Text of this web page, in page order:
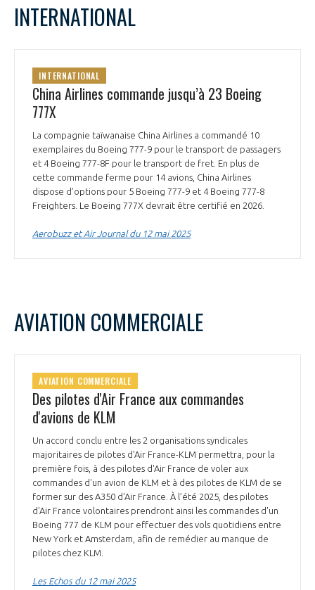
INTERNATIONAL
INTERNATIONAL
China Airlines commande jusqu’à 23 Boeing
777X
La compagnie taïwanaise China Airlines a commandé 10
exemplaires du Boeing 777-9 pour le transport de passagers
et 4 Boeing 777-8F pour le transport de fret. En plus de
cette commande ferme pour 14 avions, China Airlines
dispose d’options pour 5 Boeing 777-9 et 4 Boeing 777-8
Freighters. Le Boeing 777X devrait être certifié en 2026.
Aerobuzz et Air Journal du 12 mai 2025
AVIATION COMMERCIALE
AVIATION COMMERCIALE
Des pilotes d'Air France aux commandes
d'avions de KLM
Un accord conclu entre les 2 organisations syndicales
majoritaires de pilotes d’Air France-KLM permettra, pour la
première fois, à des pilotes d'Air France de voler aux
commandes d'un avion de KLM et à des pilotes de KLM de se
former sur des A350 d'Air France. À l’été 2025, des pilotes
d'Air France volontaires prendront ainsi les commandes d'un
Boeing 777 de KLM pour effectuer des vols quotidiens entre
New York et Amsterdam, afin de remédier au manque de
pilotes chez KLM.
Les Echos du 12 mai 2025